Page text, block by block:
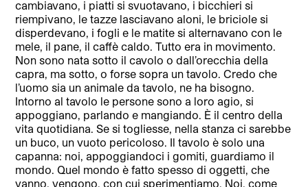
cambiavano, i piatti si svuotavano, i bicchieri si
riempivano, le tazze lasciavano aloni, le briciole si
disperdevano, i fogli e le matite si alternavano con le
mele, il pane, il caffè caldo. Tutto era in movimento.
Non sono nata sotto il cavolo o dall’orecchia della
capra, ma sotto, o forse sopra un tavolo. Credo che
l’uomo sia un animale da tavolo, ne ha bisogno.
Intorno al tavolo le persone sono a loro agio, si
appoggiano, parlando e mangiando. È il centro della
vita quotidiana. Se si togliesse, nella stanza ci sarebbe
un buco, un vuoto pericoloso. Il tavolo è solo una
capanna: noi, appoggiandoci i gomiti, guardiamo il
mondo. Quel mondo è fatto spesso di oggetti, che
vanno, vengono, con cui sperimentiamo. Noi, come